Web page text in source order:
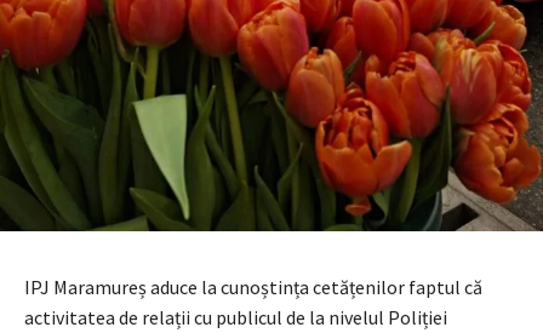
IPJ Maramureș aduce la cunoștința cetățenilor faptul că
activitatea de relații cu publicul de la nivelul Poliției